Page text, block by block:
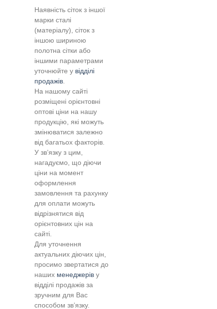
Наявність сіток з іншої
марки сталі
(матеріалу), сіток з
іншою шириною
полотна сітки або
іншими параметрами
уточнюйте у відділі
продажів
На нашому сайті
розміщені орієнтовні
оптові ціни на нашу
продукцію, які можуть
змінюватися залежно
від багатьох факторів.
У зв’язку з цим,
нагадуємо, що діючи
ціни на момент
оформлення
замовлення та рахунку
для оплати можуть
відрізнятися від
орієнтовних цін на
сайті.
Для уточнення
актуальних діючих цін,
просимо звертатися до
наших менеджерів у
відділі продажів за
зручним для Вас
способом зв’язку.